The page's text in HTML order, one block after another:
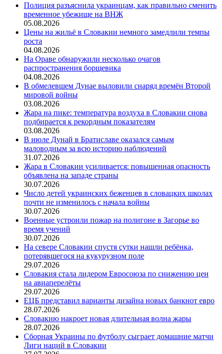
Полиция разъяснила украинцам, как правильно сменить
временное убежище на ВНЖ
05.08.2026
Цены на жильё в Словакии немного замедлили темпы
роста
04.08.2026
На Ораве обнаружили несколько очагов
распространения борщевика
04.08.2026
В обмелевшем Дунае выловили снаряд времён Второй
мировой войны
03.08.2026
Жара на пике: температура воздуха в Словакии снова
подбирается к рекордным показателям
03.08.2026
В июле Дунай в Братиславе оказался самым
маловодным за всю историю наблюдений
31.07.2026
Жара в Словакии усиливается: повышенная опасность
объявлена на западе страны
30.07.2026
Число детей украинских беженцев в словацких школах
почти не изменилось с начала войны
30.07.2026
Военные устроили пожар на полигоне в Загорье во
время учений
30.07.2026
На севере Словакии спустя сутки нашли ребёнка,
потерявшегося на кукурузном поле
29.07.2026
Словакия стала лидером Евросоюза по снижению цен
на авиаперелёты
29.07.2026
ЕЦБ представил варианты дизайна новых банкнот евро
28.07.2026
Словакию накроет новая длительная волна жары
28.07.2026
Сборная Украины по футболу сыграет домашние матчи
Лиги наций в Словакии